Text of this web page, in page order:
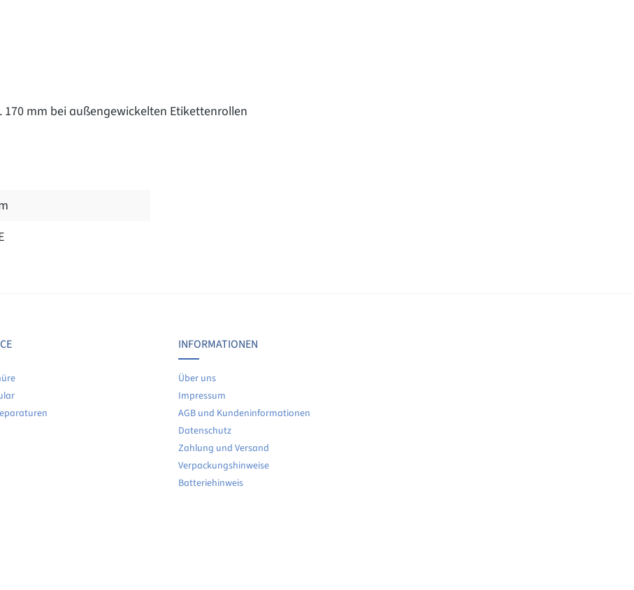
mm bei außengewickelten Etikettenrollen
Keine Bewertungen gefunden. Teilen Sie Ihre Erfahrungen mit anderen.
INFORMATIONEN
Über uns
Impressum
AGB und Kundeninformationen
Datenschutz
Zahlung und Versand
Verpackungshinweise
Batteriehinweis